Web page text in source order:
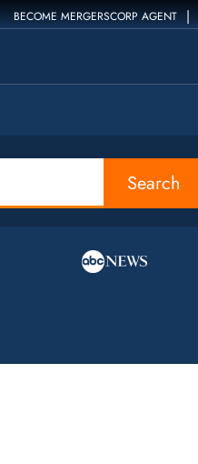
BECOME MERGERSCORP AGENT |
Search